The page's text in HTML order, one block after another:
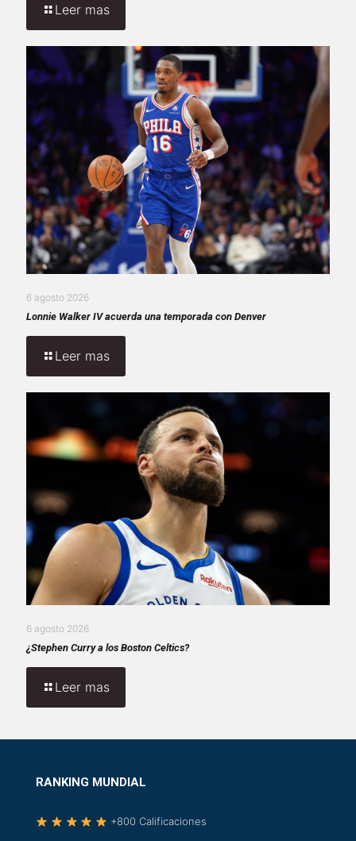
Leer mas
6 agosto 2026
Lonnie Walker IV acuerda una temporada con Denver
Leer mas
6 agosto 2026
¿Stephen Curry a los Boston Celtics?
Leer mas
RANKING MUNDIAL
+800 Calificaciones